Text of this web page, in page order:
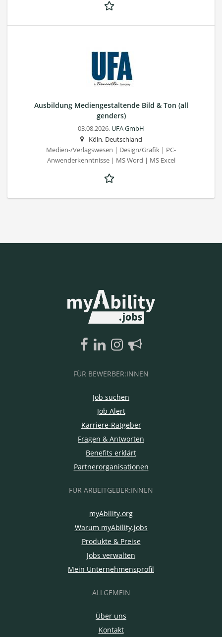
Ausbildung Mediengestaltende Bild & Ton (all
genders)
03.08.2026, UFA GmbH
Köln, Deutschland
Medien-/Verlagswesen | Design/Grafik | PC-
Anwenderkenntnisse | MS Word | MS Excel
FÜR BEWERBER:INNEN
Job suchen
Job Alert
Karriere-Ratgeber
Fragen & Antworten
Benefits erklärt
Partnerorganisationen
FÜR ARBEITGEBER:INNEN
myAbility.org
Warum myAbility.jobs
Produkte & Preise
Jobs verwalten
Mein Unternehmensprofil
ALLGEMEIN
Über uns
Kontakt